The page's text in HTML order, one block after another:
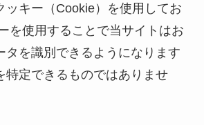
ッキー（Cookie）を使用してお
を使用することで当サイトはお
タを識別できるようになります
特定できるものではありませ